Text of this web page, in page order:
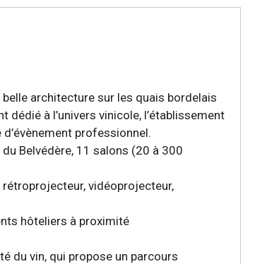
belle architecture sur les quais bordelais
à l’univers vinicole, l’établissement
professionnel.
Belvédère, 11 salons (20 à 300
rétroprojecteur, vidéoprojecteur,
hôteliers à proximité
du vin, qui propose un parcours